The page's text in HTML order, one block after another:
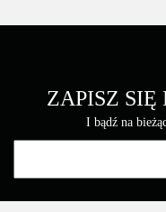
ZAPISZ SIĘ
I bądź na